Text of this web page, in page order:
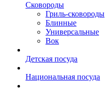
Сковороды
Гриль-сковороды
Блинные
Универсальные
Вок
Детская посуда
Национальная посуда